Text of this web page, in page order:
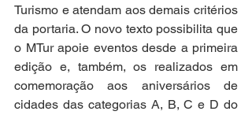
Turismo e atendam aos demais critérios
da portaria. O novo texto possibilita que
o MTur apoie eventos desde a primeira
edição e, também, os realizados em
comemoração aos aniversários de
cidades das categorias A, B, C e D do